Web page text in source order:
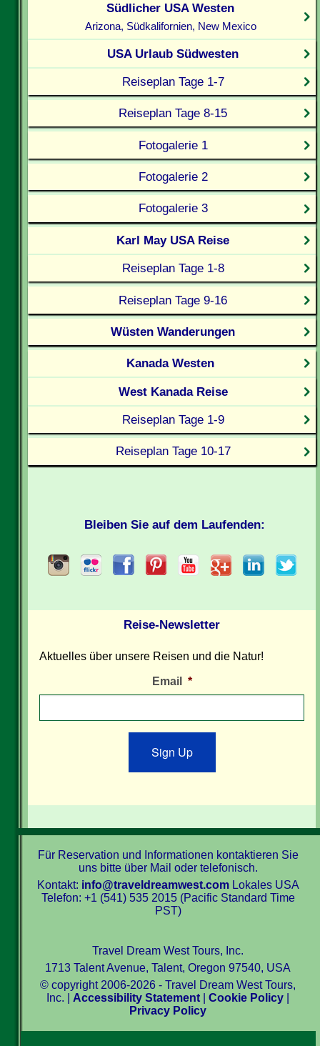
Südlicher USA Westen
Arizona, Südkalifornien, New Mexico
USA Urlaub Südwesten
Reiseplan Tage 1-7
Reiseplan Tage 8-15
Fotogalerie 1
Fotogalerie 2
Fotogalerie 3
Karl May USA Reise
Reiseplan Tage 1-8
Reiseplan Tage 9-16
Wüsten Wanderungen
Kanada Westen
West Kanada Reise
Reiseplan Tage 1-9
Reiseplan Tage 10-17
Bleiben Sie auf dem Laufenden:
Reise-Newsletter
Aktuelles über unsere Reisen und die Natur!
Email *
Sign Up
Für Reservation und Informationen kontaktieren Sie
uns bitte über Mail oder telefonisch.
Kontakt: info@traveldreamwest.comLokales USA
Telefon: +1 (541) 535 2015 (Pacific Standard Time
PST)
Travel Dream West Tours, Inc.
1713 Talent Avenue, Talent, Oregon 97540, USA
© copyright 2006-2026 - Travel Dream West Tours,
Inc. | Accessibility Statement |Cookie Policy
Privacy Policy